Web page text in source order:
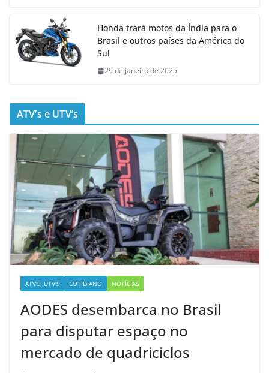
Honda trará motos da Índia para o
Brasil e outros países da América do
Sul
29 de janeiro de 2025
ATV’s e UTV’s
ATV'S, UTV'S COTIDIANO NOTÍCIAS
AODES desembarca no Brasil
para disputar espaço no
mercado de quadriciclos